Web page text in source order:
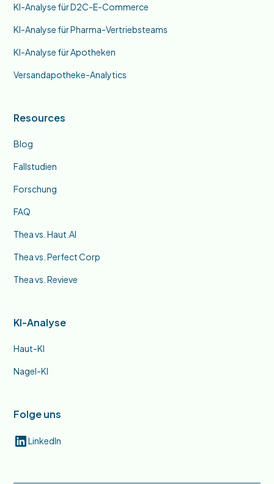
KI-Analyse für D2C-E-Commerce
KI-Analyse für Pharma-Vertriebsteams
KI-Analyse für Apotheken
Versandapotheke-Analytics
Resources
Blog
Fallstudien
Forschung
FAQ
Thea vs. Haut.AI
Thea vs. Perfect Corp
Thea vs. Revieve
KI-Analyse
Haut-KI
Nagel-KI
Folge uns
LinkedIn